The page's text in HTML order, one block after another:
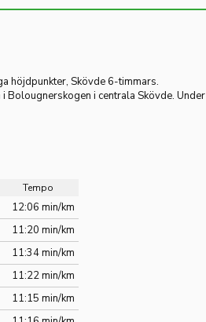
höjdpunkter, Skövde 6-timmars.
i centrala Skövde.
Tempo
12:06 min/km
11:20 min/km
11:34 min/km
11:22 min/km
11:15 min/km